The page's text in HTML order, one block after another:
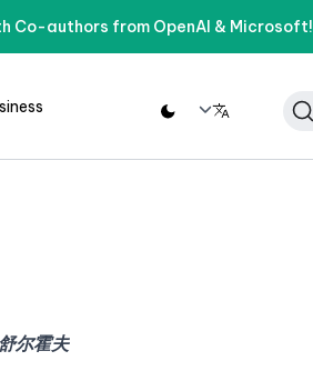
Co-authors from OpenAI & Microsoft!
尔霍夫